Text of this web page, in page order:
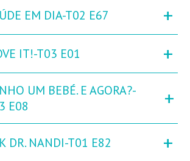
EM DIA-T02 E67 +
IT!-T03 E01 +
UM BEBÉ. E AGORA?-
E08
+
DR. NANDI-T01 E82 +